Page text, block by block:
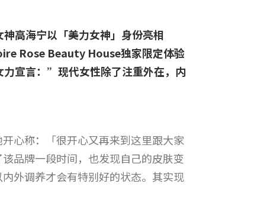
高海宁以「美力女神」身份亮相
Rose Beauty House独家限定体验
力宣言：”现代女性除了注重外在，内
心称：「很开心又再来到这里跟大家
品牌一段时间，也发现自己的皮肤变
外调养才会有特别好的状态。其实现